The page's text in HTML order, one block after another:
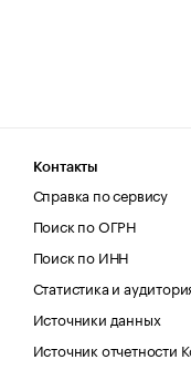
Контакты
Справка по сервису
Поиск по ОГРН
Поиск по ИНН
Статистика и
Источники данных
Источник отчетности